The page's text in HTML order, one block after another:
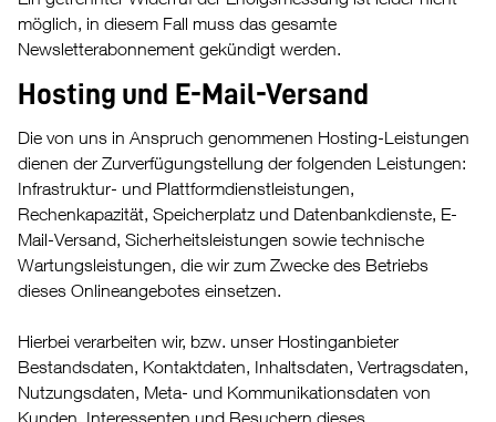
möglich, in diesem Fall muss das gesamte
Newsletterabonnement gekündigt werden.
Hosting und E-Mail-Versand
Die von uns in Anspruch genommenen Hosting-Leistungen
dienen der Zurverfügungstellung der folgenden Leistungen:
Infrastruktur- und Plattformdienstleistungen,
Rechenkapazität, Speicherplatz und Datenbankdienste, E-
Mail-Versand, Sicherheitsleistungen sowie technische
Wartungsleistungen, die wir zum Zwecke des Betriebs
dieses Onlineangebotes einsetzen.
Hierbei verarbeiten wir, bzw. unser Hostinganbieter
Bestandsdaten, Kontaktdaten, Inhaltsdaten, Vertragsdaten,
Nutzungsdaten, Meta- und Kommunikationsdaten von
Kunden, Interessenten und Besuchern dieses